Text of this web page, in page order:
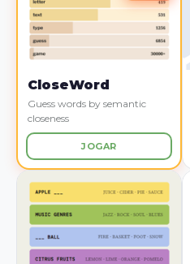
CloseWord
Guess words by semantic
closeness
JOGAR